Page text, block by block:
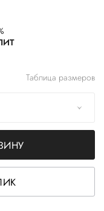
Таблица размеров